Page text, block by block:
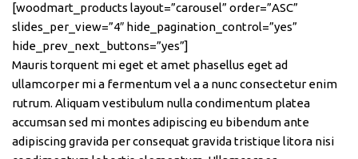
[woodmart_products layout=”carousel” order=”ASC”
slides_per_view=”4″ hide_pagination_control=”yes”
hide_prev_next_buttons=”yes”]
Mauris torquent mi eget et amet phasellus eget ad
ullamcorper mi a fermentum vel a a nunc consectetur enim
rutrum. Aliquam vestibulum nulla condimentum platea
accumsan sed mi montes adipiscing eu bibendum ante
adipiscing gravida per consequat gravida tristique litora nisi